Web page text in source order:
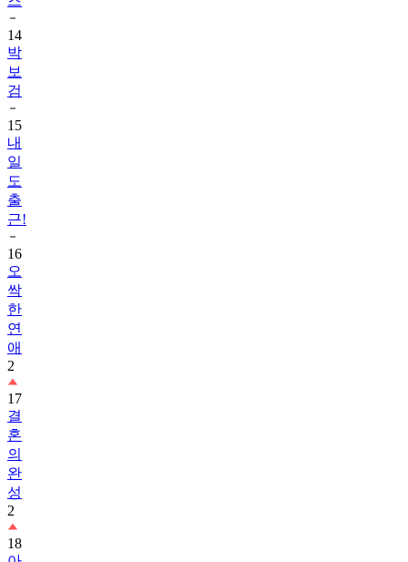
14
박
보
검
15
내
일
도
출
근!
16
오
싹
한
연
애
2
17
결
혼
의
완
성
2
18